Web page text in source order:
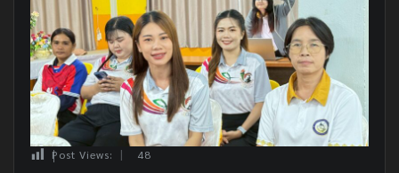
Post Views: 48